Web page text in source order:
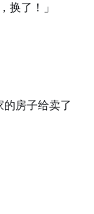
换了！」
房子给卖了